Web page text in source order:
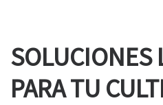
SOLUCIONES
PARA TU